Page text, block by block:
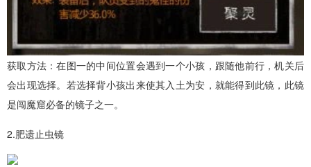
获取方法：在图一的中间位置会遇到一个小孩，跟随他前行，机关后
会出现选择。若选择背小孩出来使其入土为安，就能得到此镜，此镜
是闯魔窟必备的镜子之一。
2.肥遗止虫镜